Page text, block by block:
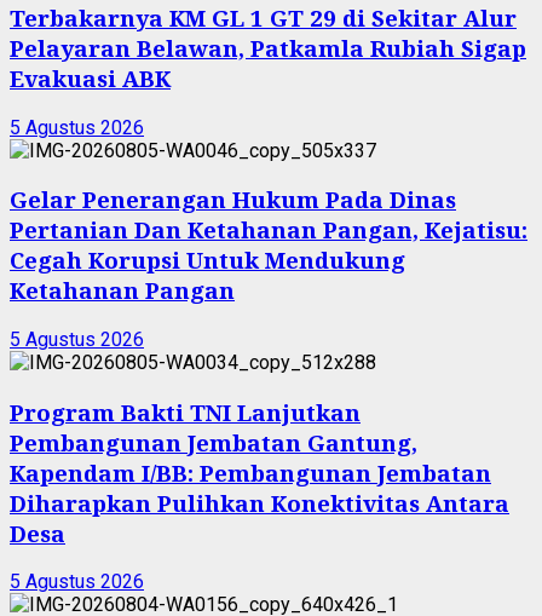
Terbakarnya KM GL 1 GT 29 di Sekitar Alur
Pelayaran Belawan, Patkamla Rubiah Sigap
Evakuasi ABK
5 Agustus 2026
Gelar Penerangan Hukum Pada Dinas
Pertanian Dan Ketahanan Pangan, Kejatisu:
Cegah Korupsi Untuk Mendukung
Ketahanan Pangan
5 Agustus 2026
Program Bakti TNI Lanjutkan
Pembangunan Jembatan Gantung,
Kapendam I/BB: Pembangunan Jembatan
Diharapkan Pulihkan Konektivitas Antara
Desa
5 Agustus 2026